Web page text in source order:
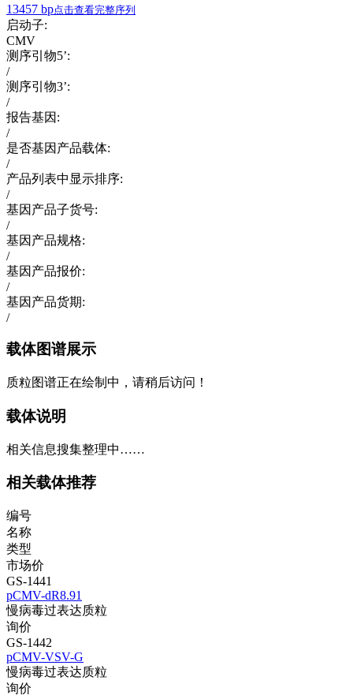
13457 bp点击查看完整序列
启动子:
CMV
测序引物5’:
/
测序引物3’:
/
报告基因:
/
是否基因产品载体:
/
产品列表中显示排序:
/
基因产品子货号:
/
基因产品规格:
/
基因产品报价:
/
基因产品货期:
/
载体图谱展示
质粒图谱正在绘制中，请稍后访问！
载体说明
相关信息搜集整理中……
相关载体推荐
编号
名称
类型
市场价
GS-1441
pCMV-dR8.91
慢病毒过表达质粒
询价
GS-1442
pCMV-VSV-G
慢病毒过表达质粒
询价